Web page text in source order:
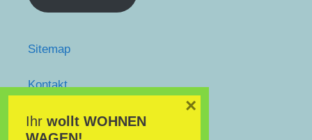
Sitemap
Kontakt
twitter
Ihr wollt WOHNEN
×